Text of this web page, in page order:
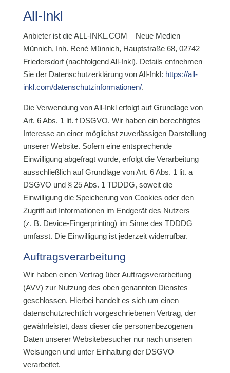
All-Inkl
Anbieter ist die ALL-INKL.COM – Neue Medien
Münnich, Inh. René Münnich, Hauptstraße 68, 02742
Friedersdorf (nachfolgend All-Inkl). Details entnehmen
Sie der Datenschutzerklärung von All-Inkl: https://all-
inkl.com/datenschutzinformationen/.
Die Verwendung von All-Inkl erfolgt auf Grundlage von
Art. 6 Abs. 1 lit. f DSGVO. Wir haben ein berechtigtes
Interesse an einer möglichst zuverlässigen Darstellung
unserer Website. Sofern eine entsprechende
Einwilligung abgefragt wurde, erfolgt die Verarbeitung
ausschließlich auf Grundlage von Art. 6 Abs. 1 lit. a
DSGVO und § 25 Abs. 1 TDDDG, soweit die
Einwilligung die Speicherung von Cookies oder den
Zugriff auf Informationen im Endgerät des Nutzers
(z. B. Device-Fingerprinting) im Sinne des TDDDG
umfasst. Die Einwilligung ist jederzeit widerrufbar.
Auftragsverarbeitung
Wir haben einen Vertrag über Auftragsverarbeitung
(AVV) zur Nutzung des oben genannten Dienstes
geschlossen. Hierbei handelt es sich um einen
datenschutzrechtlich vorgeschriebenen Vertrag, der
gewährleistet, dass dieser die personenbezogenen
Daten unserer Websitebesucher nur nach unseren
Weisungen und unter Einhaltung der DSGVO
verarbeitet.